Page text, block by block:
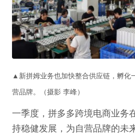
▲新拼姆业务也加快整合供应链，孵化
营品牌。（摄影 李峰）
一季度，拼多多跨境电商业务
持稳健发展，为自营品牌的未